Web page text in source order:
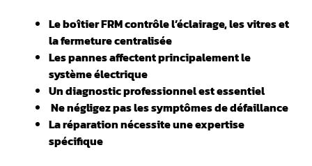
Le boîtier FRM contrôle l’éclairage, les vitres et
la fermeture centralisée
Les pannes affectent principalement le
système électrique
Un diagnostic professionnel est essentiel
️ Ne négligez pas les symptômes de défaillance
La réparation nécessite une expertise
spécifique